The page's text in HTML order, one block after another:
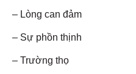
– Lòng can đảm
– Sự phồn thịnh
– Trường thọ